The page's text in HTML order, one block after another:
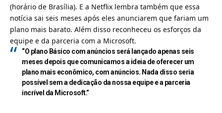
(horário de Brasília). E a Netflix lembra também que essa
notícia sai seis meses após eles anunciarem que fariam um
plano mais barato. Além disso reconheceu os esforços da
equipe e da parceria com a Microsoft.
“O plano Básico com anúncios será lançado apenas seis
meses depois que comunicamos a ideia de oferecer um
plano mais econômico, com anúncios. Nada disso seria
possível sem a dedicação da nossa equipe e a parceria
incrível da Microsoft.”